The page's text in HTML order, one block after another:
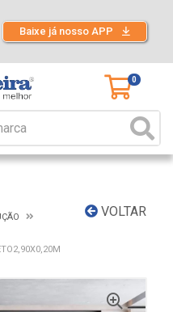
Baixe já nosso APP
0
VOLTAR